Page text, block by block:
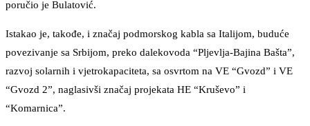
poručio je Bulatović.
Istakao je, takođe, i značaj podmorskog kabla sa Italijom, buduće
povezivanje sa Srbijom, preko dalekovoda “Pljevlja-Bajina Bašta”,
razvoj solarnih i vjetrokapaciteta, sa osvrtom na VE “Gvozd” i VE
“Gvozd 2”, naglasivši značaj projekata HE “Kruševo” i
“Komarnica”.